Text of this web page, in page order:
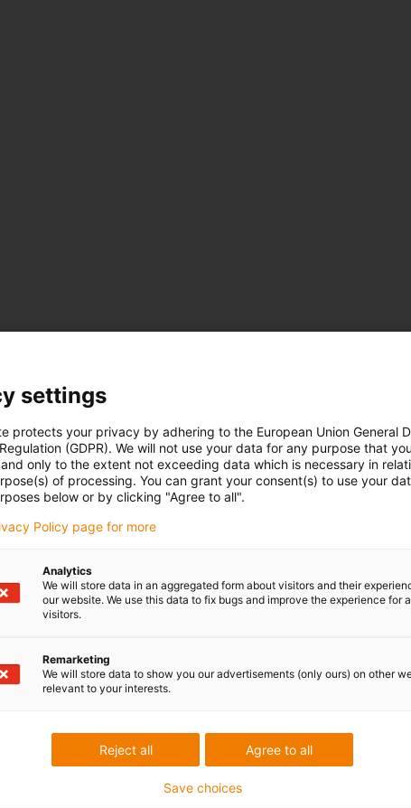
settings
protects your privacy by adhering to the European Union General
(GDPR). We will not use your data for any purpose that
only to the extent not exceeding data which is necessary in
of processing. You can grant your consent(s) to use your
below or by clicking "Agree to all".
Policy page for more
Analytics
We will store data in an aggregated form about visitors and their
our website. We use this data to fix bugs and improve the experience for
visitors.
Remarketing
We will store data to show you our advertisements (only ours) on other
relevant to your interests.
Agree to all
Reject all
Save choices